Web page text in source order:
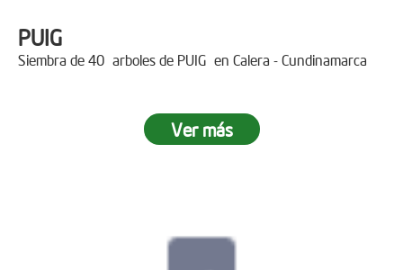
PUIG
Siembra de 40 arboles de PUIG en Calera - Cundinamarca
Ver más